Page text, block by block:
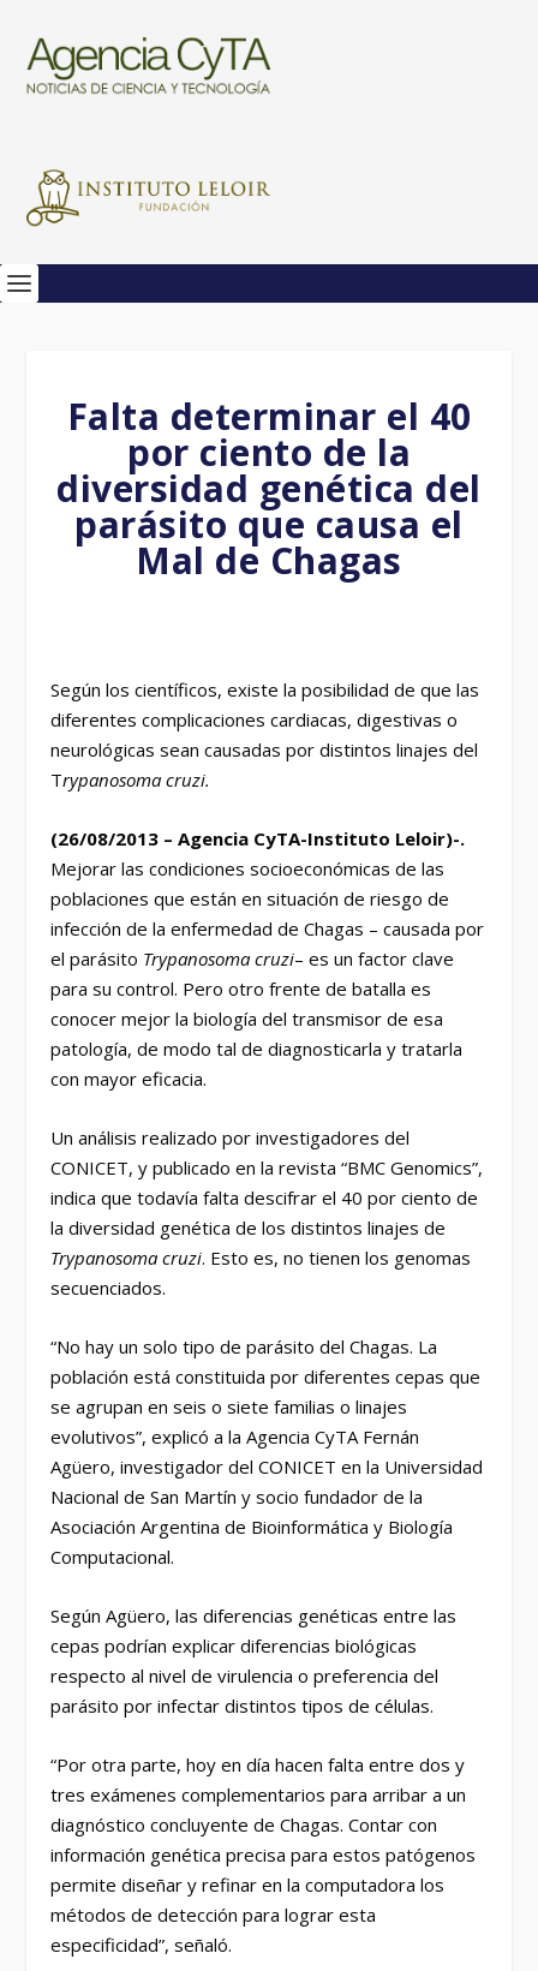
Falta determinar el 40
por ciento de la
diversidad genética del
parásito que causa el
Mal de Chagas
Según los científicos, existe la posibilidad de que las
diferentes complicaciones cardiacas, digestivas o
neurológicas sean causadas por distintos linajes del
Trypanosoma cruzi.
(26/08/2013 – Agencia CyTA-Instituto Leloir)-.
Mejorar las condiciones socioeconómicas de las
poblaciones que están en situación de riesgo de
infección de la enfermedad de Chagas – causada por
el parásito Trypanosoma cruzi– es un factor clave
para su control. Pero otro frente de batalla es
conocer mejor la biología del transmisor de esa
patología, de modo tal de diagnosticarla y tratarla
con mayor eficacia.
Un análisis realizado por investigadores del
CONICET, y publicado en la revista “BMC Genomics”,
indica que todavía falta descifrar el 40 por ciento de
la diversidad genética de los distintos linajes de
Trypanosoma cruzi. Esto es, no tienen los genomas
secuenciados.
“No hay un solo tipo de parásito del Chagas. La
población está constituida por diferentes cepas que
se agrupan en seis o siete familias o linajes
evolutivos”, explicó a la Agencia CyTA Fernán
Agüero, investigador del CONICET en la Universidad
Nacional de San Martín y socio fundador de la
Asociación Argentina de Bioinformática y Biología
Computacional.
Según Agüero, las diferencias genéticas entre las
cepas podrían explicar diferencias biológicas
respecto al nivel de virulencia o preferencia del
parásito por infectar distintos tipos de células.
“Por otra parte, hoy en día hacen falta entre dos y
tres exámenes complementarios para arribar a un
diagnóstico concluyente de Chagas. Contar con
información genética precisa para estos patógenos
permite diseñar y refinar en la computadora los
métodos de detección para lograr esta
especificidad”, señaló.